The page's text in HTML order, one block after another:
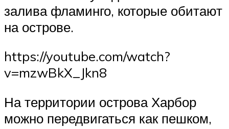
залива фламинго, которые обитают
на острове.
https://youtube.com/watch?
v=mzwBkX_Jkn8
На территории острова Харбор
можно передвигаться как пешком,